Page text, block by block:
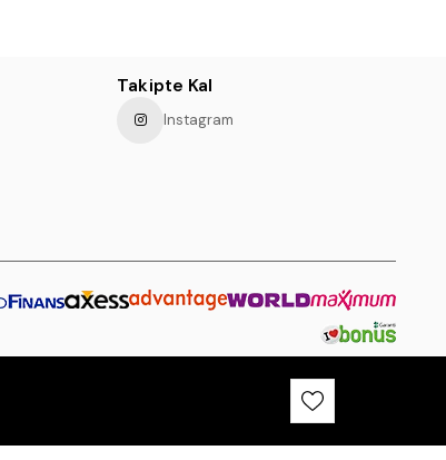
Takipte Kal
Instagram